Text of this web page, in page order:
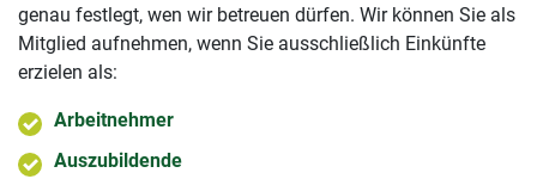
genau festlegt, wen wir betreuen dürfen. Wir können Sie als
Mitglied aufnehmen, wenn Sie ausschließlich Einkünfte
erzielen als:
Arbeitnehmer
Auszubildende